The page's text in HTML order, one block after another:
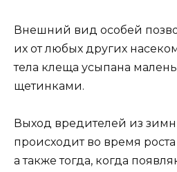
Внешний вид особей
их от любых других
тела клеща усыпана
щетинками.
Выход вредителей из
происходит во время
а также тогда, когда